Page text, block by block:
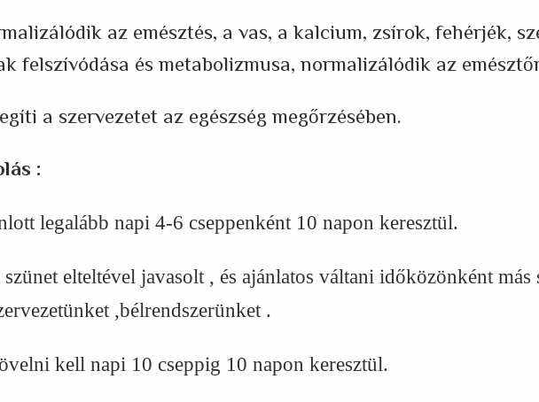
az emésztés, a vas, a kalcium, zsírok, fehérjék,
felszívódása és metabolizmusa, normalizálódik az
a szervezetet az egészség megőrzésében.
:
legalább napi 4-6 cseppenként 10 napon keresztül.
elteltével javasolt , és ajánlatos váltani időközönként
,bélrendszerünket .
kell napi 10 cseppig 10 napon keresztül.